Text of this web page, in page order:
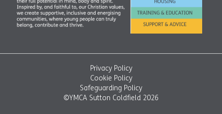
Privacy Policy
Cookie Policy
Safeguarding Policy
©YMCA Sutton Coldfield 2026